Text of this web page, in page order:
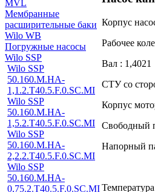
MVL
Мембранные
расширительные баки
Wilo WB
Погружные насосы
Wilo SSP
Wilo SSP
50.160.M.HA-
1,1.2.T40.5.F.0.SC.MI
Wilo SSP
50.160.M.HA-
1,5.2.T40.5.F.0.SC.MI
Wilo SSP
50.160.M.HA-
2,2.2.T40.5.F.0.SC.MI
Wilo SSP
50.160.M.HA-
0,75.2.T40.5.F.0.SC.MI
Корпус
Рабочее
Вал : 1,4021
СТУ со
Корпус
Свободный
Напорный